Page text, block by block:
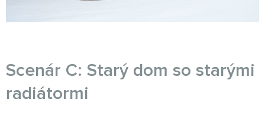
Scenár C: Starý dom so starými
radiátormi